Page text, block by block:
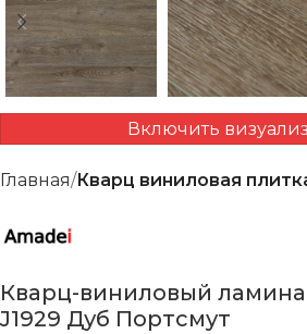
Включить
Главная Кварц виниловая
Кварц-виниловый
J1929 Дуб Портсмут